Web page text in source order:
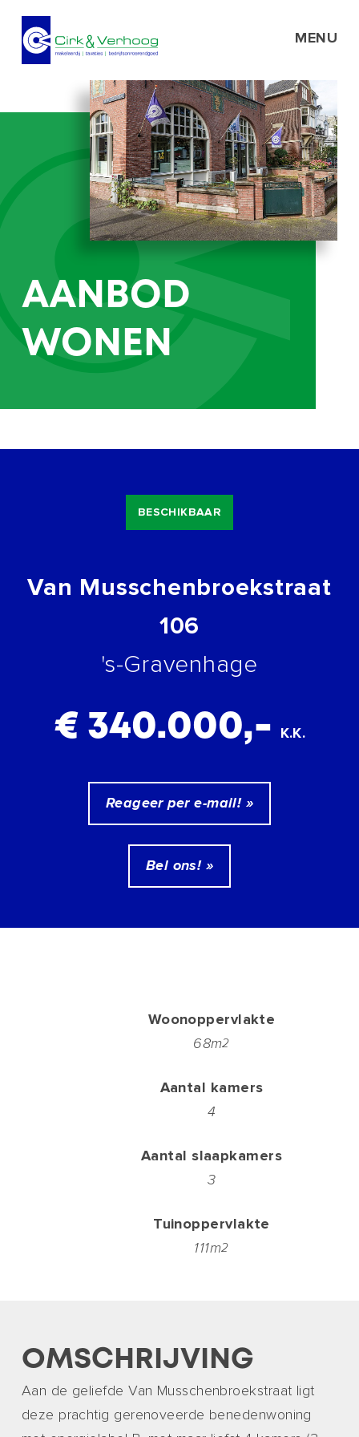
MENU
AANBOD
WONEN
BESCHIKBAAR
Van Musschenbroekstraat
106
's-Gravenhage
€ 340.000,- K.K.
Reageer per e-mail! »
Bel ons! »
Woonoppervlakte
68m2
Aantal kamers
4
Aantal slaapkamers
3
Tuinoppervlakte
111m2
OMSCHRIJVING
Aan de geliefde Van Musschenbroekstraat ligt
deze prachtig gerenoveerde benedenwoning